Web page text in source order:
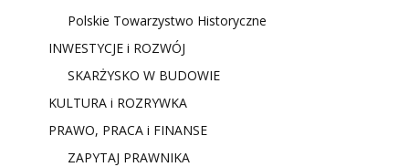
Polskie Towarzystwo Historyczne
INWESTYCJE i ROZWÓJ
SKARŻYSKO W BUDOWIE
KULTURA i ROZRYWKA
PRAWO, PRACA i FINANSE
ZAPYTAJ PRAWNIKA